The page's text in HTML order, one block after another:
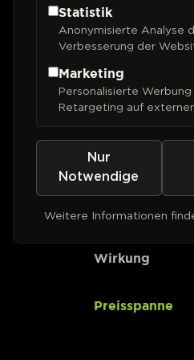
CBD-Gehalt
Ertrag
Pflanzenhöhe
Geschmack
Wirkung
Preisspanne
Statistik
Anonymisierte Analyse
Verbesserung der
Marketing
Personalisierte Werbung
Retargeting auf
Nur
Notwendige
Weitere Informationen